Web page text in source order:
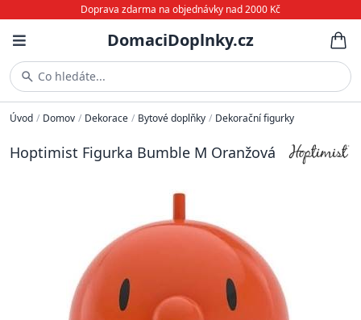
Doprava zdarma na objednávky nad 2000 Kč
DomaciDoplnky.cz
Co hledáte...
Úvod / Domov / Dekorace / Bytové doplňky / Dekorační figurky
Hoptimist Figurka Bumble M Oranžová